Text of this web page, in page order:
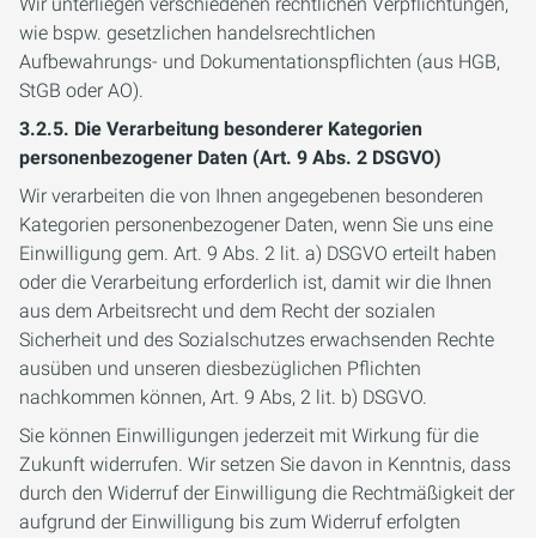
wie bspw. gesetzlichen handelsrechtlichen
Aufbewahrungs- und Dokumentationspflichten (aus HGB,
StGB oder AO).
3.2.5. Die Verarbeitung besonderer Kategorien
personenbezogener Daten (Art. 9 Abs. 2 DSGVO)
Wir verarbeiten die von Ihnen angegebenen besonderen
Kategorien personenbezogener Daten, wenn Sie uns eine
Einwilligung gem. Art. 9 Abs. 2 lit. a) DSGVO erteilt haben
oder die Verarbeitung erforderlich ist, damit wir die Ihnen
aus dem Arbeitsrecht und dem Recht der sozialen
Sicherheit und des Sozialschutzes erwachsenden Rechte
ausüben und unseren diesbezüglichen Pflichten
nachkommen können, Art. 9 Abs, 2 lit. b) DSGVO.
Sie können Einwilligungen jederzeit mit Wirkung für die
Zukunft widerrufen. Wir setzen Sie davon in Kenntnis, dass
durch den Widerruf der Einwilligung die Rechtmäßigkeit der
aufgrund der Einwilligung bis zum Widerruf erfolgten